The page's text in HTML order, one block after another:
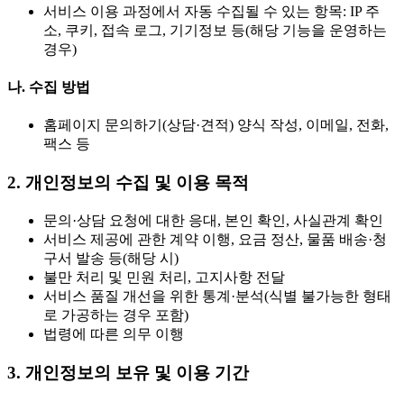
서비스 이용 과정에서 자동 수집될 수 있는 항목: IP 주
소, 쿠키, 접속 로그, 기기정보 등(해당 기능을 운영하는
경우)
나. 수집 방법
홈페이지 문의하기(상담·견적) 양식 작성, 이메일, 전화,
팩스 등
2. 개인정보의 수집 및 이용 목적
문의·상담 요청에 대한 응대, 본인 확인, 사실관계 확인
서비스 제공에 관한 계약 이행, 요금 정산, 물품 배송·청
구서 발송 등(해당 시)
불만 처리 및 민원 처리, 고지사항 전달
서비스 품질 개선을 위한 통계·분석(식별 불가능한 형태
로 가공하는 경우 포함)
법령에 따른 의무 이행
3. 개인정보의 보유 및 이용 기간